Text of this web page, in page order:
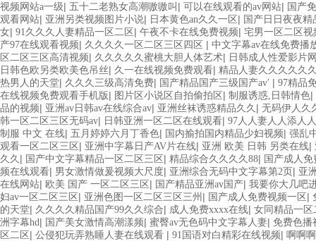
视频网站a一级| 五十二老熟女高潮嗷嗷叫 | 可以在线观看的av网站| 国产
观看网站| 亚洲另类视频图片小说| 日本黄色an久久一区 | 国产日日夜夜精
女| 91久久久人妻精品一区二区 | 午夜不卡在线免费视频| 宅男一区二区视
产97在线观看视频| 久久久久一区二区三区四区 | 中文字幕av在线免费播
区二区三区高清视频| 久久久久久蜜桃大胆人体艺术| 日韩成人性爱影片
日韩色欧另类欧美色吊丝| 久一在线视频免费观看| 精品人妻久久久久久
热男人的天堂| 久久久三级高清免费| 国产精品国产三级国产av′ | 97精品
在线视频免费观看手机版 | 图片区小说区自拍偷拍区 | 制服诱惑,日韩情色|
品的视频| 亚洲av日韩av在线综合av| 亚洲丝袜诱惑精品久久 | 无码伊人久
韩一区二区三区无码av| 日韩亚洲一区二区在线观看| 97人人妻人人添人
制服 中文 在线| 五月婷婷六月丁香色| 国内揄拍国内精品少妇视频| 强乱
观看一区二区三区 | 亚洲中字幕日产AV片在线| 亚洲 欧美 日韩 另类在线|
久久 | 国产中文字幕精品一区二区三区 | 精品综合久久久久88| 国产成人
频在线观看| 男女激情做爰视频大尺度| 亚洲综合无码中文字幕第2页 | 亚
在线网站| 欧美 国产 一区二区三区 | 国产精品亚洲av国产| 我要你大几吧
妇av一区二区三区 | 亚洲色图一区二区三区三州 | 国产成人免费视频一区 |
的天堂| 久久久久精品国产99久久综合| 成人免费xxxx在线| 女同精品一区
洲字幕hd| 国产美女激情高潮漾频| 蜜臀av无色码中文字幕人妻| 免费色播
区二区 | 公侵犯玩弄熟睡人妻在线观看 | 91国语对白精彩在线视频| 啊啊